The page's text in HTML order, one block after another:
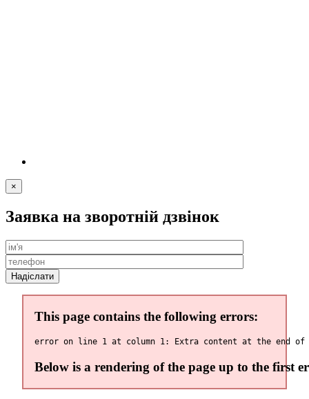
×
Заявка на зворотній дзвінок
This page contains the following errors:
Below is a rendering of the page up to the first